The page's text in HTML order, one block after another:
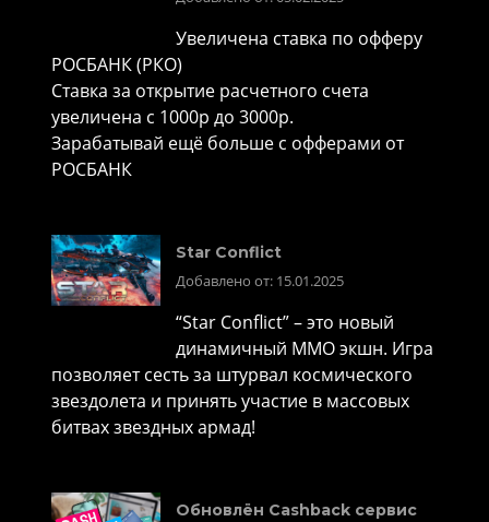
Увеличена ставка по офферу
РОСБАНК (РКО)
Ставка за открытие расчетного счета
увеличена с 1000р до 3000р.
Зарабатывай ещё больше с офферами от
РОСБАНК
Star Conflict
Добавлено от: 15.01.2025
“Star Conflict” – это новый
динамичный MMO экшн. Игра
позволяет сесть за штурвал космического
звездолета и принять участие в массовых
битвах звездных армад!
Обновлён Cashback сервис